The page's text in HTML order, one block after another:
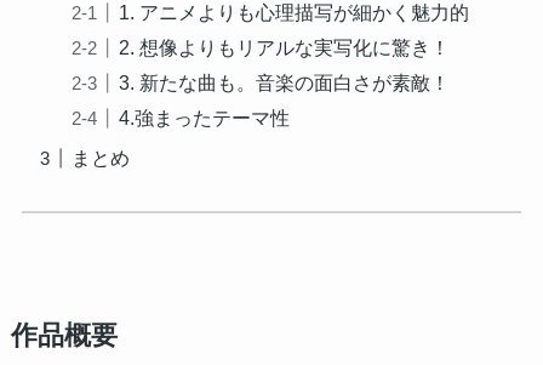
1. アニメよりも心理描写が細かく魅力的
2. 想像よりもリアルな実写化に驚き！
3. 新たな曲も。音楽の面白さが素敵！
4.強まったテーマ性
まとめ
作品概要